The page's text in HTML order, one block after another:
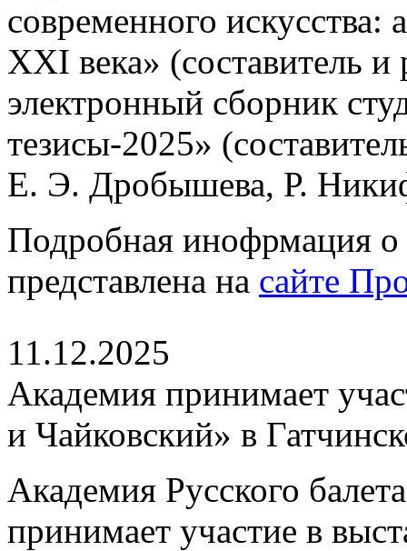
современного искусства:
XXI века» (составитель
электронный сборник
тезисы-2025»
Е. Э. Дробышева, Р.
Подробная инофрмация
представлена на сайте
11.12.2025
Академия принимает
и Чайковский» в
Академия Русского
принимает участие в